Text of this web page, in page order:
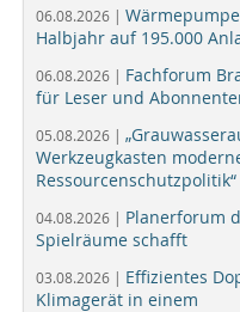
06.08.2026 |
Halbjahr auf 195.000
06.08.2026 | Fachforum
für Leser und
05.08.2026 |
Werkzeugkasten
Ressourcenschutzpolitik“
04.08.2026 | Planerforum
Spielräume schafft
03.08.2026 | Effizientes
Klimagerät in einem